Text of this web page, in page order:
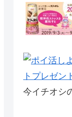
今イチオシ